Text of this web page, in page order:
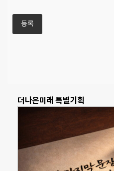
더나은미래 특별기획